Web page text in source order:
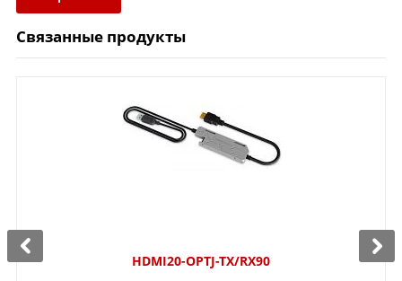
Связанные продукты
HDMI20-OPTJ-TX/RX90